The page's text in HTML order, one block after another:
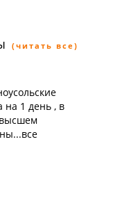
(читать все)
на 1 день , в